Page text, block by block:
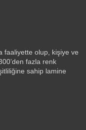
faaliyette olup, kişiye ve
fazla renk
sahip lamine